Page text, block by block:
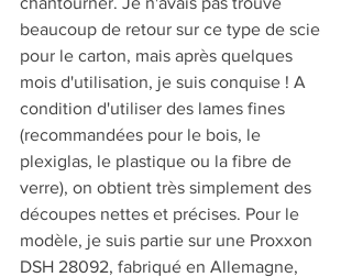
beaucoup de retour sur ce type de scie
pour le carton, mais après quelques
mois d'utilisation, je suis conquise ! A
condition d'utiliser des lames fines
(recommandées pour le bois, le
plexiglas, le plastique ou la fibre de
verre), on obtient très simplement des
découpes nettes et précises. Pour le
modèle, je suis partie sur une Proxxon
DSH 28092, fabriqué en Allemagne,